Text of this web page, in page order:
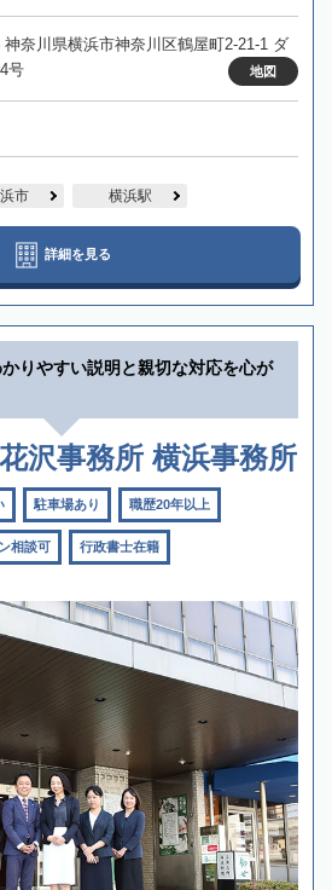
神奈川県横浜市神奈川区鶴屋町2-21-1 ダ
号
地図
市 横浜駅
詳細を見る
かりやすい説明と親切な対応を心が
沢事務所 横浜事務所
駐車場あり 職歴20年以上
相談可 行政書士在籍